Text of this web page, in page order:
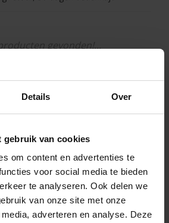
Details Over
gebruik van cookies
om content en advertenties te
voor social media te bieden
te analyseren. Ook delen we
van onze site met onze
adverteren en analyse. Deze
gevonden!...